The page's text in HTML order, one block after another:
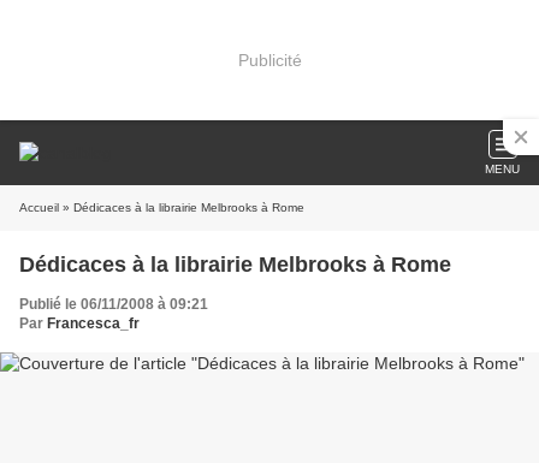
Publicité
MENU
Accueil » Dédicaces à la librairie Melbrooks à Rome
Dédicaces à la librairie Melbrooks à Rome
Publié le 06/11/2008 à 09:21
Par Francesca_fr